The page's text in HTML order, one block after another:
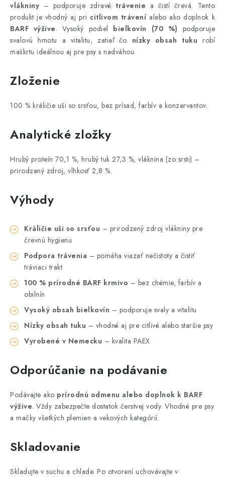
vlákniny – podporuje zdravé trávenie a čistí črevá. Tento
produkt je vhodný aj pri citlivom trávení alebo ako doplnok k
BARF výžive. Vysoký podiel bielkovín (70 %) podporuje
svalovú hmotu a vitalitu, zatiaľ čo nízky obsah tuku robí
maškrtu ideálnou aj pre psy s nadváhou.
Zloženie
100 % králičie uši so srsťou, bez prísad, farbív a konzervantov.
Analytické zložky
Hrubý proteín 70,1 %, hrubý tuk 27,3 %, vláknina (zo srsti) –
prirodzený zdroj, vlhkosť 2,8 %.
Výhody
Králičie uši so srsťou – prirodzený zdroj vlákniny pre
črevnú hygienu
Podpora trávenia – pomáha viazať nečistoty a čistiť
tráviaci trakt
100 % prírodné BARF krmivo – bez chémie, farbív a
obilnín
Vysoký obsah bielkovín – podporuje svaly a vitalitu
Nízky obsah tuku – vhodné aj pre citlivé alebo staršie psy
Vyrobené v Nemecku – kvalita PAEX
Odporúčanie na podávanie
Podávajte ako prírodnú odmenu alebo doplnok k BARF
výžive. Vždy zabezpečte dostatok čerstvej vody. Vhodné pre psy
a mačky všetkých plemien a vekových kategórií.
Skladovanie
Skladujte v suchu a chlade. Po otvorení uchovávajte v